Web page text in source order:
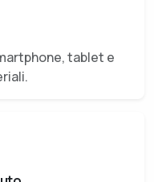
tablet e